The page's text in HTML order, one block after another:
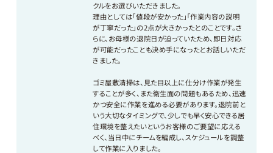
クルをお選びいただきました。
理由としては「値段が安かった」「作業内容の説明
が丁寧だった」の2点が大きかったとのことです。さ
らに、お母様の退院日が迫っていたため、即日対応
が可能だったことも決め手になったとお話しいただ
きました。
ゴミ屋敷清掃は、見た目以上に仕分け作業が発生
することが多く、また衛生面の問題もあるため、迅速
かつ安全に作業を進める必要があります。退院前と
いう大切なタイミングで、少しでも早く安心できる居
住環境を整えたいというお客様のご要望に応える
べく、当日中にチームを編成し、スケジュールを調整
して作業に入りました。